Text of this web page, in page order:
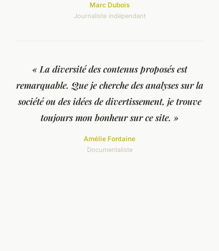
Marc Dubois
Journaliste indépendant
« La diversité des contenus proposés est
remarquable. Que je cherche des analyses sur la
société ou des idées de divertissement, je trouve
toujours mon bonheur sur ce site. »
Amélie Fontaine
Documentaliste